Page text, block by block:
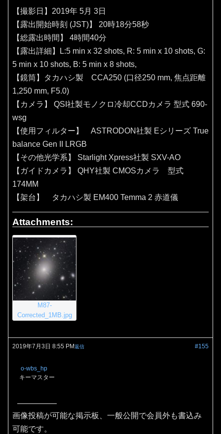
【撮影日】2019年 5月 3日
【露出開始時刻 (JST)】 20時18分58秒
【総露出時間】 4時間40分
【露出詳細】L:5 min x 32 shots, R: 5 min x 10 shots, G:
5 min x 10 shots, B: 5 min x 8 shots,
【鏡筒】タカハシ製 CCA250 (口径250 mm, 焦点距離
1,250 mm, F5.0)
【カメラ】 QSI社製モノクロ冷却CCDカメラ 型式 690-
wsg
【使用フィルター】 ASTRODON社製 Eシリーズ True
balance Gen II LRGB
【その他光学系】 Starlight Xpress社製 SXV-AO
【ガイドカメラ】 QHY社製 CMOSカメラ 型式
174MM
【架台】 タカハシ製 EM400 Temma 2 赤道儀
Attachments:
M87-
Corrected_1MB.jpg
2019年7月3日 8:55 PM #155
返信
o-wbs_hp
キーマスター
画像投稿が可能な掲示板、一般公開で会員外も書込み
可能です。